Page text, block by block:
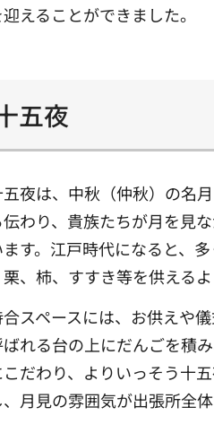
えることができました。
五夜
五夜は、中秋（仲秋）の名
わり、貴族たちが月を見
す。江戸時代になると、
、柿、すすき等を供えるよ
スペースには、お供えや
ばれる台の上にだんごを積
だわり、よりいっそう十
月見の雰囲気が出張所全体